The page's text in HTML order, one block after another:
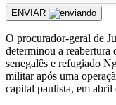
ENVIAR
O procurador-geral de
determinou a reabertura
senegalês e refugiado
militar após uma
capital paulista, em abril